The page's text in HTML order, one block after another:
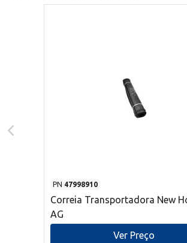
PN 47998910
Correia Transportadora New
AG
Ver Preço